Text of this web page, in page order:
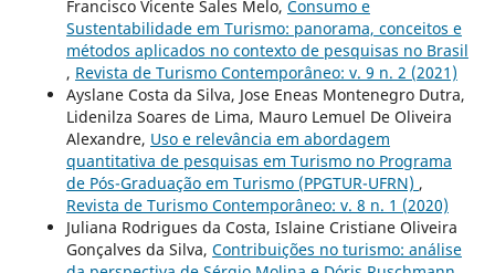
Francisco Vicente Sales Melo, Consumo e
Sustentabilidade em Turismo: panorama, conceitos e
métodos aplicados no contexto de pesquisas no Brasil
, Revista de Turismo Contemporâneo: v. 9 n. 2 (2021)
Ayslane Costa da Silva, Jose Eneas Montenegro Dutra,
Lidenilza Soares de Lima, Mauro Lemuel De Oliveira
Alexandre, Uso e relevância em abordagem
quantitativa de pesquisas em Turismo no Programa
de Pós-Graduação em Turismo (PPGTUR-UFRN) ,
Revista de Turismo Contemporâneo: v. 8 n. 1 (2020)
Juliana Rodrigues da Costa, Islaine Cristiane Oliveira
Gonçalves da Silva, Contribuições no turismo: análise